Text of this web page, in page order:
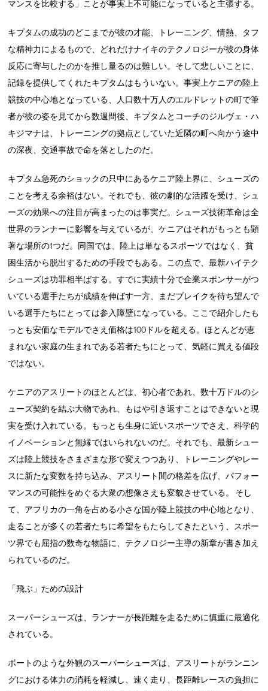
マンスを比較する」ことが事実上不可能になっていると主張する。
キプタムの成功のどこまでが彼の才能、トレーニング、情熱、タフ
な精神力によるもので、どれだけナイキのテクノロジーが彼の身体
反応に寄与したのかを推し量るのは難しい。そして悲しいことに、
記録を提供してくれたキプタムはもういない。事実上ケニアの陸上
競技の中心地となっている、人口数十万人のエルドレットの町で筆
者が彼の姿を見てから数週間後、キプタムとコーチのジルヴェ・ハ
キジマナは、トレーニングの拠点としていた近隣の町へ向かう途中
の深夜、交通事故で命を落としたのだ。
キプタム急死のショックの只中にあるケニア陸上界に、シューズの
ことを考える余裕はない。それでも、彼の劇的な活躍を受け、シュ
ーズの効果への注目が高まったのは事実だ。シューズ技術革命は全
世界のランナーに影響を与えているが、ケニアはそれがもっとも顕
著な場所の1つだ。同国では、陸上は単なるスポーツではなく、貧
困生活から脱出するための手段でもある。この点で、最新ハイテク
シューズは功罪相半ばする。すでに実績十分で企業スポンサーがつ
いている選手たちが成績を伸ばす一方、まだブレイクを待ち望んで
いる選手たちにとっては参入障壁になっている。ここで紹介したも
っとも安価なモデルでさえ価格は100ドルを超える。ほとんどが恵
まれない家庭の生まれである若者たちにとって、気軽に買える値段
ではない。
ケニアのアスリートのほとんどは、初心者であれ、数十万ドルのシ
ューズ契約を結ぶ大物であれ、もはや引き返すことはできないと現
実を受け入れている。もっとも生身に近いスポーツでさえ、科学的
イノベーションと無縁ではいられないのだ。それでも、最新シュー
ズは陸上競技をさまざまな形で変えつつあり、トレーニングやレー
スに新たな変数を持ち込み、アスリート間の格差を広げ、パフォー
マンスの可能性をめぐる大衆の想像さえも変貌させている。 そし
て、アフリカの一角を占める小さな国が陸上競技の中心地となり、
走ることが多くの若者たちに希望をもたらしてきたという、スポー
ツ界でも屈指の数奇な物語に、テクノロジー主導の新章が書き加え
られているのだ。
「飛ぶ」ための設計
スーパーシューズは、ランナーが長距離を走るために慎重に最適化
されている。
ボートのような外観のスーパーシューズは、アスリートがランニン
グにおける体力の消耗を軽減し、速く走り、長距離レースの負担に